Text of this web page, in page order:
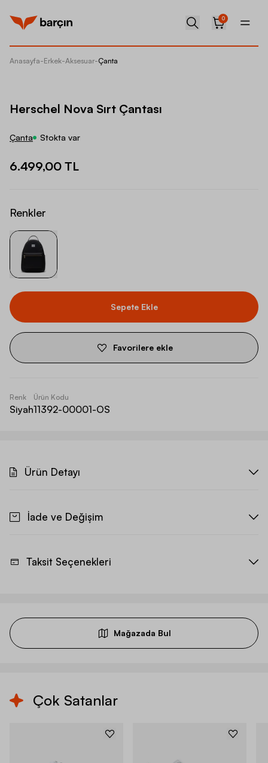
0
Anasayfa-Erkek-Aksesuar-Çanta
Herschel Nova Sırt Çantası
Çanta Stokta var
6.499,00 TL
Renkler
Sepete Ekle
Favorilere ekle
Renk
Siyah
Ürün Kodu
11392-00001-OS
Ürün Detayı
İade ve Değişim
Taksit Seçenekleri
Mağazada Bul
Çok Satanlar